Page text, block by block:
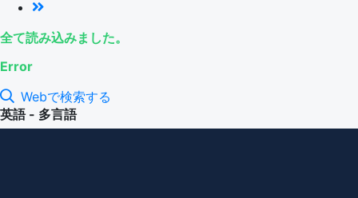
全て読み込みました。
Error
Webで検索する
英語 - 多言語